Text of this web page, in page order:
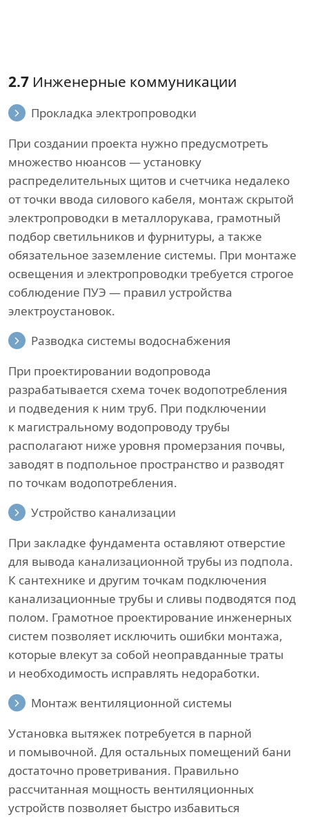
2.7 Инженерные коммуникации
Прокладка электропроводки
При создании проекта нужно предусмотреть
множество нюансов — установку
распределительных щитов и счетчика недалеко
от точки ввода силового кабеля, монтаж скрытой
электропроводки в металлорукава, грамотный
подбор светильников и фурнитуры, а также
обязательное заземление системы. При монтаже
освещения и электропроводки требуется строгое
соблюдение ПУЭ — правил устройства
электроустановок.
Разводка системы водоснабжения
При проектировании водопровода
разрабатывается схема точек водопотребления
и подведения к ним труб. При подключении
к магистральному водопроводу трубы
располагают ниже уровня промерзания почвы,
заводят в подпольное пространство и разводят
по точкам водопотребления.
Устройство канализации
При закладке фундамента оставляют отверстие
для вывода канализационной трубы из подпола.
К сантехнике и другим точкам подключения
канализационные трубы и сливы подводятся под
полом. Грамотное проектирование инженерных
систем позволяет исключить ошибки монтажа,
которые влекут за собой неоправданные траты
и необходимость исправлять недоработки.
Монтаж вентиляционной системы
Установка вытяжек потребуется в парной
и помывочной. Для остальных помещений бани
достаточно проветривания. Правильно
рассчитанная мощность вентиляционных
устройств позволяет быстро избавиться